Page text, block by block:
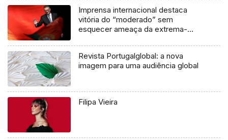
Imprensa internacional destaca
vitória do “moderado” sem
esquecer ameaça da extrema-
Revista Portugalglobal: a nova
imagem para uma audiência global
Filipa Vieira